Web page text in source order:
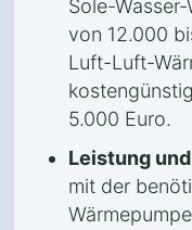
Sole-
von 12.000
Luft-Luft-
5.000 Euro.
Leistung
mit der